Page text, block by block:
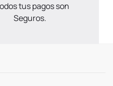
tus pagos son
Seguros.